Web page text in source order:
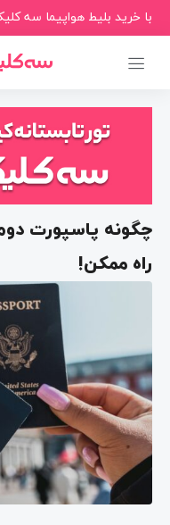
با خرید بلیط هواپیما سه
چگونه پاسپورت
راه ممکن!